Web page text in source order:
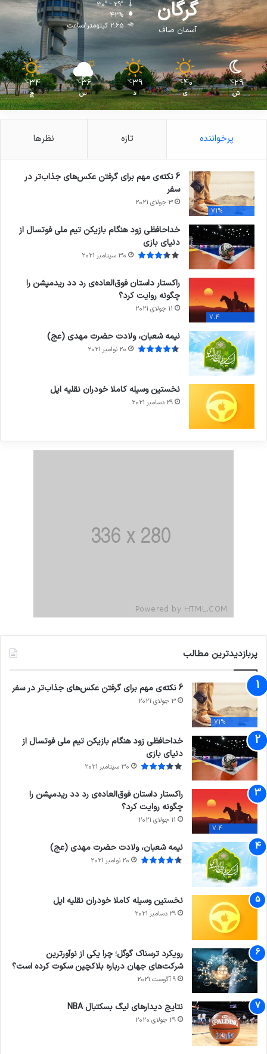
گرگان
آسمان صاف
30º - 29º
42%
2.65 کیلومتر/ساعت
29
℃
ش
40
℃
ی
39
℃
د
36
℃
س
34
℃
چ
پرخواننده تازه نظرها
71%
6 نکته‌ی مهم برای گرفتن عکس‌های جذاب‌تر در
سفر
3 جولای 2021
خداحافظی زود هنگام بازیکن تیم ملی فوتسال از
دنیای بازی
30 سپتامبر 2021
7.4
راکستار داستان فوق‌العاده‌ی رد دد ریدمپشن را
چگونه روایت کرد؟
11 جولای 2021
نیمه شعبان، ولادت حضرت مهدی (عج)
20 نوامبر 2021
نخستین وسیله کاملا خودران نقلیه اپل
29 دسامبر 2021
پربازدیدترین مطالب
71%
6 نکته‌ی مهم برای گرفتن عکس‌های جذاب‌تر در سفر
3 جولای 2021
خداحافظی زود هنگام بازیکن تیم ملی فوتسال از
دنیای بازی
30 سپتامبر 2021
7.4
راکستار داستان فوق‌العاده‌ی رد دد ریدمپشن را
چگونه روایت کرد؟
11 جولای 2021
نیمه شعبان، ولادت حضرت مهدی (عج)
20 نوامبر 2021
نخستین وسیله کاملا خودران نقلیه اپل
29 دسامبر 2021
رویکرد ترسناک گوگل؛ چرا یکی از نوآورترین
شرکت‌های جهان درباره بلاکچین سکوت کرده است؟
9 آگوست 2021
نتایج دیدار‌های لیگ بسکتبال NBA
29 جولای 2020